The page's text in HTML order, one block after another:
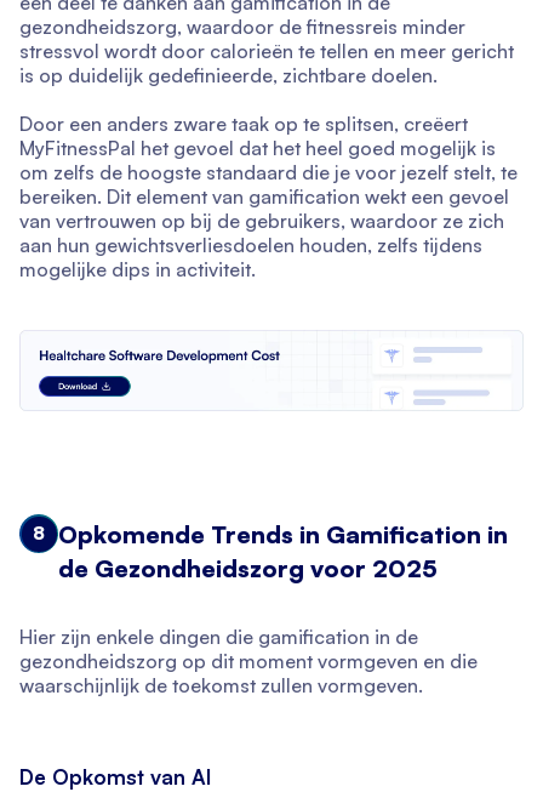
gezondheidszorg, waardoor de fitnessreis minder
stressvol wordt door calorieën te tellen en meer gericht
is op duidelijk gedefinieerde, zichtbare doelen.
Door een anders zware taak op te splitsen, creëert
MyFitnessPal het gevoel dat het heel goed mogelijk is
om zelfs de hoogste standaard die je voor jezelf stelt, te
bereiken. Dit element van gamification wekt een gevoel
van vertrouwen op bij de gebruikers, waardoor ze zich
aan hun gewichtsverliesdoelen houden, zelfs tijdens
mogelijke dips in activiteit.
8
Opkomende Trends in Gamification in
de Gezondheidszorg voor 2025
Hier zijn enkele dingen die gamification in de
gezondheidszorg op dit moment vormgeven en die
waarschijnlijk de toekomst zullen vormgeven.
De Opkomst van AI